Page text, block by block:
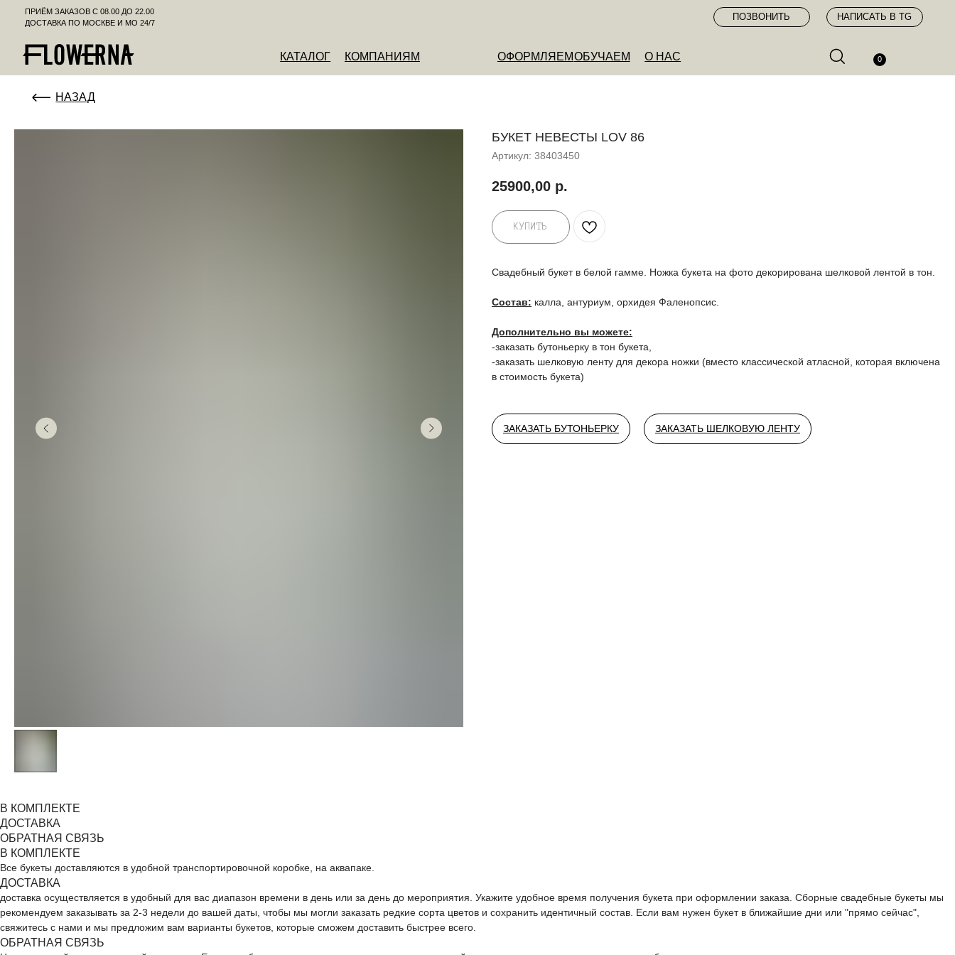
О НАС
КОМПАНИЯМ
КАТАЛОГ ОФОРМЛЯЕМ ОБУЧАЕМ
НАПИСАТЬ В TG
ПРИЁМ ЗАКАЗОВ С 08.00 ДО 22.00
ДОСТАВКА ПО МОСКВЕ И МО 24/7
БУКЕТ НЕВЕСТЫ LOV 86
Артикул: 38403450
25900,00 р.
КУПИТЬ
Свадебный букет в белой гамме. Ножка букета на фото декорирована шелковой лентой в тон.
Состав: калла, антуриум, орхидея Фаленопсис.
Дополнительно вы можете:
-заказать бутоньерку в тон букета,
-заказать шелковую ленту для декора ножки (вместо классической атласной, которая включена
в стоимость букета)
ЗАКАЗАТЬ БУТОНЬЕРКУ ЗАКАЗАТЬ ШЕЛКОВУЮ ЛЕНТУ
В КОМПЛЕКТЕ
ДОСТАВКА
ОБРАТНАЯ СВЯЗЬ
В КОМПЛЕКТЕ
Все букеты доставляются в удобной транспортировочной коробке, на аквапаке.
ДОСТАВКА
доставка осуществляется в удобный для вас диапазон времени в день или за день до мероприятия. Укажите удобное время получения букета при оформлении заказа. Сборные свадебные букеты мы
рекомендуем заказывать за 2-3 недели до вашей даты, чтобы мы могли заказать редкие сорта цветов и сохранить идентичный состав. Если вам нужен букет в ближайшие дни или "прямо сейчас",
свяжитесь с нами и мы предложим вам варианты букетов, которые сможем доставить быстрее всего.
ОБРАТНАЯ СВЯЗЬ
ДОБАВЬТЕ ПОДАРОК